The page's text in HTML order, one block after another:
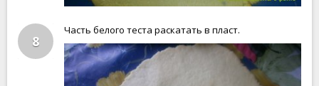
8
Часть белого теста раскатать в пласт.